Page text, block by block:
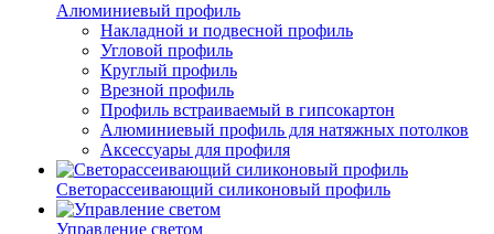
Алюминиевый профиль
Накладной и подвесной профиль
Угловой профиль
Круглый профиль
Врезной профиль
Профиль встраиваемый в гипсокартон
Алюминиевый профиль для натяжных потолков
Аксессуары для профиля
Светорассеивающий силиконовый профиль
Управление светом